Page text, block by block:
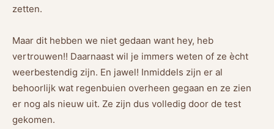
zetten.
Maar dit hebben we niet gedaan want hey, heb
vertrouwen!! Daarnaast wil je immers weten of ze ècht
weerbestendig zijn. En jawel! Inmiddels zijn er al
behoorlijk wat regenbuien overheen gegaan en ze zien
er nog als nieuw uit. Ze zijn dus volledig door de test
gekomen.